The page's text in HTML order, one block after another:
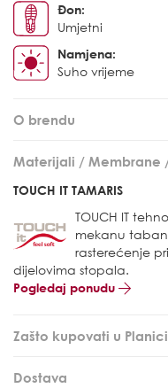
Đon:
Umjetni
Namjena:
Suho vrijeme
O brendu
Materijali / Membrane
TOUCH IT TAMARIS
TOUCH IT
mekanu
rasterećenje
dijelovima stopala.
Pogledaj ponudu
Zašto kupovati u
Dostava